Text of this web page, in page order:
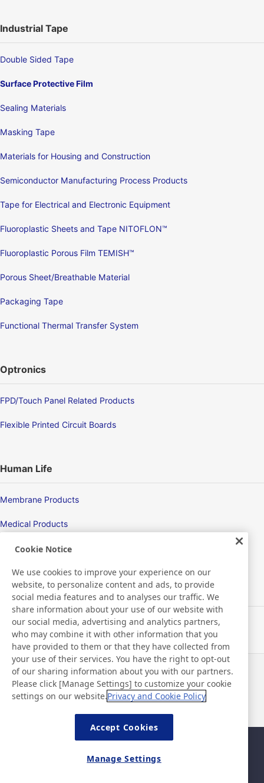
Industrial Tape
Double Sided Tape
Surface Protective Film
Sealing Materials
Masking Tape
Materials for Housing and Construction
Semiconductor Manufacturing Process Products
Tape for Electrical and Electronic Equipment
Fluoroplastic Sheets and Tape NITOFLON™
Fluoroplastic Porous Film TEMISH™
Porous Sheet/Breathable Material
Packaging Tape
Functional Thermal Transfer System
Optronics
FPD/Touch Panel Related Products
Flexible Printed Circuit Boards
Human Life
Membrane Products
Medical Products
Hygiene
New Products/Technologies
Flex Sensing
Electric Debonding Tape
Notizie
Contatti
Domande frequenti
Informativa sulla privacy
Politica di base di sicurezza
Cookie Notice
We use cookies to improve your experience on our
website, to personalize content and ads, to provide
social media features and to analyses our traffic. We
share information about your use of our website with
our social media, advertising and analytics partners,
who may combine it with other information that you
have provided to them or that they have collected from
your use of their services. You have the right to opt-out
of our sharing information about you with our partners.
Please click [Manage Settings] to customize your cookie
settings on our website.Privacy and Cookie Policy
Accept Cookies
Manage Settings